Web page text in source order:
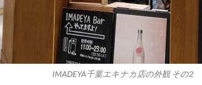
IMADEYA千葉エキナカ店の外観 その2